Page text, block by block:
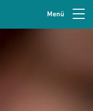
Menü